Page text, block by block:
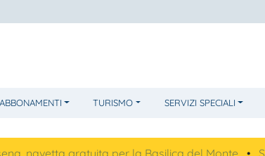
ABBONAMENTI TURISMO SERVIZI SPECIALI
gratuita per la Basilica del Monte • Salta Su!